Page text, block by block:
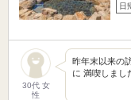
日
30代 女
性
昨年末以来の
に 満喫しまし